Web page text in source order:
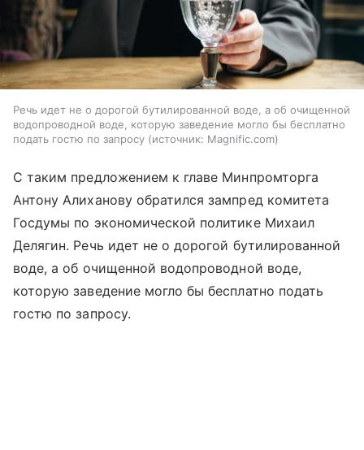
Речь идет не о дорогой бутилированной воде, а об очищенной
водопроводной воде, которую заведение могло бы бесплатно
подать гостю по запросу
источник: Magnific.com
С таким предложением к главе Минпромторга
Антону Алиханову обратился зампред комитета
Госдумы по экономической политике Михаил
Делягин. Речь идет не о дорогой бутилированной
воде, а об очищенной водопроводной воде,
которую заведение могло бы бесплатно подать
гостю по запросу.